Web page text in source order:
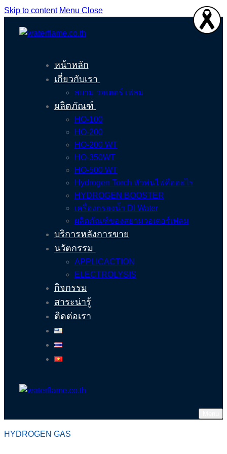
Skip to content Menu Close
หน้าหลัก
เกี่ยวกับเรา
สยาม วอเตอร์ เฟลม
ผลิตภัณฑ์
HO-100
HO-200
HO-200 WT
HO-350WT
HO-500 WT
Hydrogen Torch หัวพ่นไฟคืออะไร
HYDROGEN BOOSTER
เครื่องกรองน้ำ DI Water
ผลิตภัณฑ์ของสยามวอเตอร์เฟลม
บริการหลังการขาย
นวัตกรรม
APPLICACTION
ELECTROLYSIS
กิจกรรม
สาระน่ารู้
ติดต่อเรา
HYDROGEN GAS